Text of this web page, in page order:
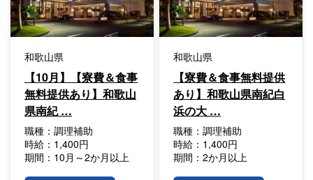
和歌山県
【10月】【寮費＆食事
無料提供あり】和歌山
県南紀 …
職種： 調理補助
時給： 1,400円
期間： 10月～2か月以上
和歌山県
【寮費＆食事無料提供
あり】和歌山県南紀白
浜の大 …
職種：調理補助
時給： 1,400円
期間：2か月以上